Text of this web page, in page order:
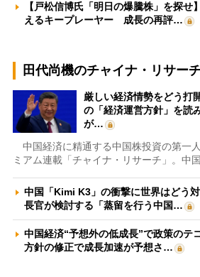
【戸松信博氏「明日の爆騰株」を探
えるキープレーヤー 成長の再評…
田代尚機のチャイナ・リサー
厳しい経済情勢をどう打
の「経済運営方針」を
が…
中国経済に精通する中国株投資の第一
ミアム連載「チャイナ・リサーチ」。中
中国「Kimi K3」の衝撃に世界はどう
長官が検討する「蒸留を行う中国…
中国経済“予想外の低成長”で政策の
方針の修正で成長加速が予想さ…